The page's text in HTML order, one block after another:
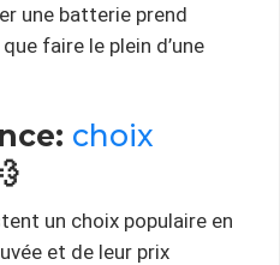
une batterie prend
faire le plein d’une
choix
un choix populaire en
et de leur prix